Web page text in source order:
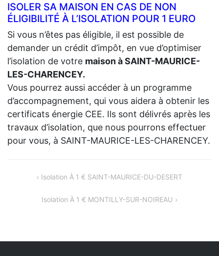
ISOLER SA MAISON EN CAS DE NON
ÉLIGIBILITÉ À L’ISOLATION POUR 1 EURO
Si vous n’êtes pas éligible, il est possible de
demander un crédit d’impôt, en vue d’optimiser
l’isolation de votre maison à SAINT-MAURICE-
LES-CHARENCEY.
Vous pourrez aussi accéder à un programme
d’accompagnement, qui vous aidera à obtenir les
certificats énergie CEE. Ils sont délivrés après les
travaux d’isolation, que nous pourrons effectuer
pour vous, à SAINT-MAURICE-LES-CHARENCEY.
NAVIGATION
L’ARTICLE
Isolation À 1 € SAINT-MAURICE-DU-DESERT
Isolation À 1 € MONTILLY-SUR-NOIREAU